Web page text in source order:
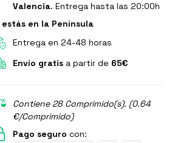
Valencia. Entrega hasta las 20:00h
estás en la Península
Entrega en 24-48 horas
Envío gratisa partir de 65€
Contiene 28 Comprimido(s). (0.64
€/Comprimido)
Pago seguro con: